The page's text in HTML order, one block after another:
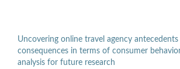
Uncovering online travel agency
consequences in terms of consumer
analysis for future research